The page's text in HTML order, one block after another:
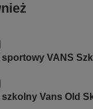
sportowy VANS
szkolny Vans Old